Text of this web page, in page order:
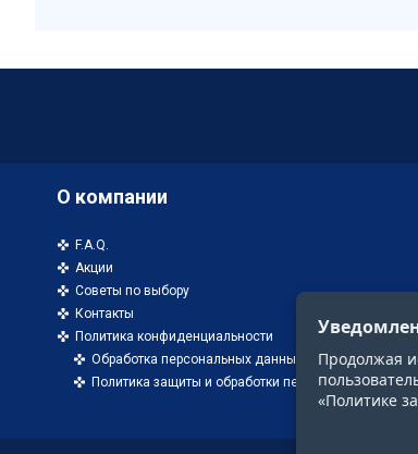
О компании
F.A.Q.
Акции
Советы по выбору
Контакты
Политика конфиденциальности
Обработка персональных данных
Политика защиты и обработки персональных
Продолжая
«Политике